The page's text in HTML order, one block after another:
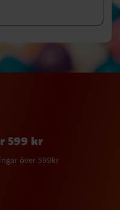
599 kr
över 599kr